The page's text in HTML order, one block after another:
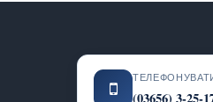
(03656) 3-25-